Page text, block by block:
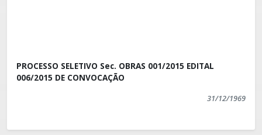
PROCESSO SELETIVO Sec. OBRAS 001/2015 EDITAL
006/2015 DE CONVOCAÇÃO
31/12/1969